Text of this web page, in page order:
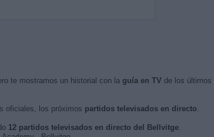
te mostramos un historial con la guía en TV de los últimos
oficiales, los próximos partidos televisados en directo.
12 partidos televisados en directo del Bellvitge.